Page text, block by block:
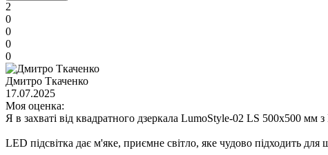
2
0
0
0
0
Дмитро Ткаченко
17.07.2025
Моя оценка:
Я в захваті від квадратного дзеркала LumoStyle-02 LS 500x500 мм
LED підсвітка дає м'яке, приємне світло, яке чудово підходить